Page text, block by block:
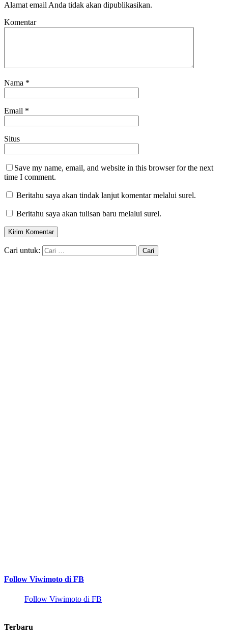
Alamat email Anda tidak akan dipublikasikan.
Komentar
Nama *
Email *
Situs
Save my name, email, and website in this browser for the next
time I comment.
Beritahu saya akan tindak lanjut komentar melalui surel.
Beritahu saya akan tulisan baru melalui surel.
Cari untuk:
Follow Viwimoto di FB
Follow Viwimoto di FB
Terbaru